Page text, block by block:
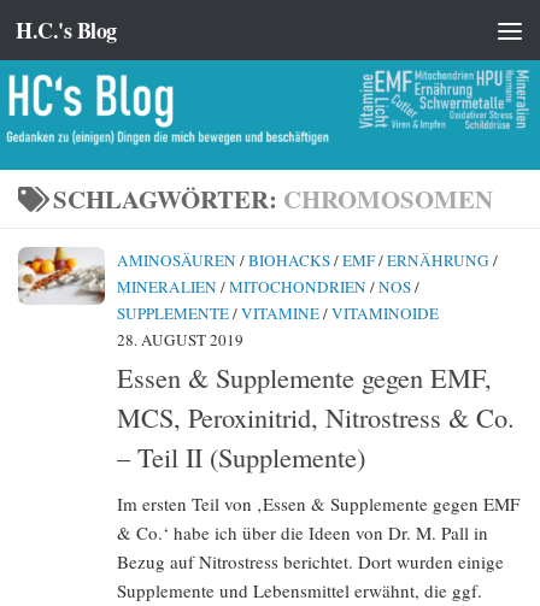
Zum Inhalt springen
H.C.'s Blog
SCHLAGWÖRTER: CHROMOSOMEN
AMINOSÄUREN /BIOHACKS/EMF/ERNÄHRUNG /
MINERALIEN /MITOCHONDRIEN /NOS/
SUPPLEMENTE/VITAMINE/VITAMINOIDE
28. AUGUST 2019
Essen & Supplemente gegen EMF,
MCS, Peroxinitrid, Nitrostress & Co.
– Teil II (Supplemente)
Im ersten Teil von ‚Essen & Supplemente gegen EMF
& Co.‘ habe ich über die Ideen von Dr. M. Pall in
Bezug auf Nitrostress berichtet. Dort wurden einige
Supplemente und Lebensmittel erwähnt, die ggf.